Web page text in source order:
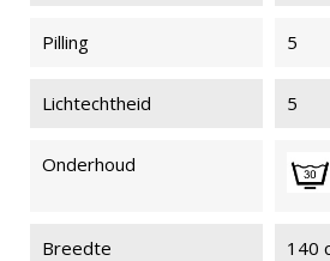
Pilling 5
Lichtechtheid 5
Onderhoud
Breedte 140